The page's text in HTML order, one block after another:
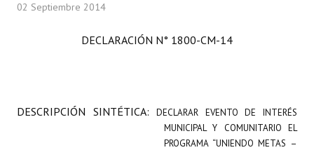
Comisiones Permanentes
Comisiones Especiales
02 Septiembre 2014
DECLARACIÓN N° 1800-CM-14
DESCRIPCIÓN SINTÉTICA:DECLARAR EVENTO DE INTERÉS
MUNICIPAL Y COMUNITARIO EL
PROGRAMA “UNIENDO METAS –